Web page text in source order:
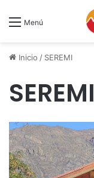
Menú
Inicio / SEREMI
SEREMI